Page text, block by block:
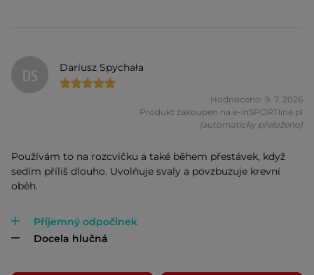
DS Dariusz Spychała
Hodnoceno: 9. 7. 2026
Produkt zakoupen na e-inSPORTline.pl
(automaticky přeloženo)
Používám to na rozcvičku a také během přestávek, když
sedím příliš dlouho. Uvolňuje svaly a povzbuzuje krevní
oběh.
Příjemný odpočinek
Docela hlučná